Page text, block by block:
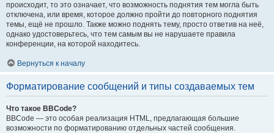
происходит, то это означает, что возможность поднятия тем могла быть
отключена, или время, которое должно пройти до повторного поднятия
темы, ещё не прошло. Также можно поднять тему, просто ответив на неё,
однако удостоверьтесь, что тем самым вы не нарушаете правила
конференции, на которой находитесь.
Вернуться к началу
Форматирование сообщений и типы создаваемых тем
Что такое BBCode?
BBCode — это особая реализация HTML, предлагающая большие
возможности по форматированию отдельных частей сообщения.